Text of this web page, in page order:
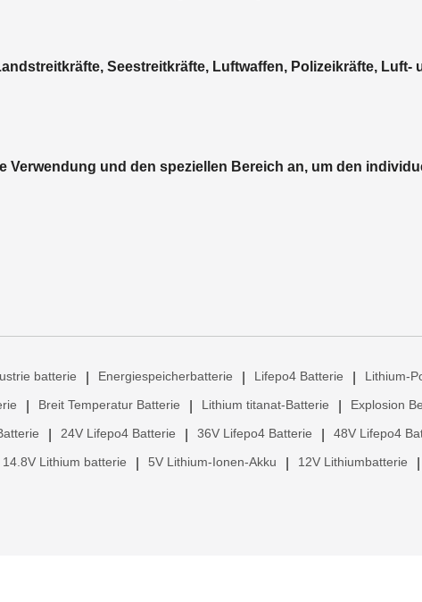
Seestreitkräfte, Luftwaffen, Polizeikräfte, Luft-
Verwendung und den speziellen Bereich an, um den
batterie Energiespeicherbatterie Lifepo4 Batterie Lithium-
Breit Temperatur Batterie Lithium titanat-Batterie Explosion
24V Lifepo4 Batterie 36V Lifepo4 Batterie 48V Lifepo4
14.8V Lithium batterie 5V Lithium-Ionen-Akku 12V Lithiumbatterie